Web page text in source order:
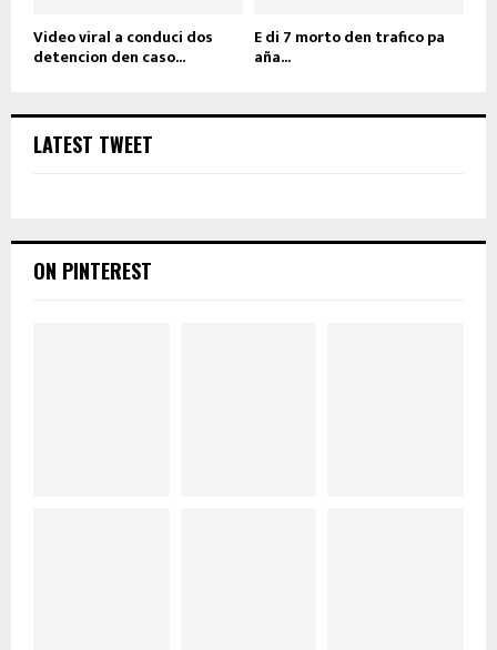
Video viral a conduci dos
detencion den caso...
E di 7 morto den trafico pa
aña...
LATEST TWEET
ON PINTEREST